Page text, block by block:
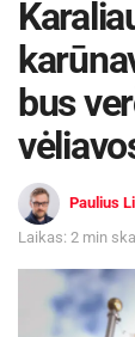
ilgai
audinius iš
ilgalaikių
yra
Šaltinis:
bus
Paulius
Laikas: 2 min